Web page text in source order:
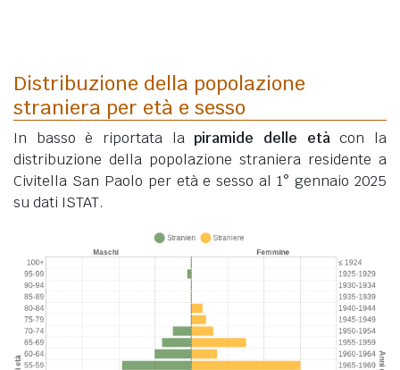
Distribuzione della popolazione
straniera per età e sesso
In basso è riportata lapiramide delle etàcon la
distribuzione della popolazione straniera residente a
Civitella San Paolo per età e sesso al 1° gennaio 2025
su dati ISTAT.